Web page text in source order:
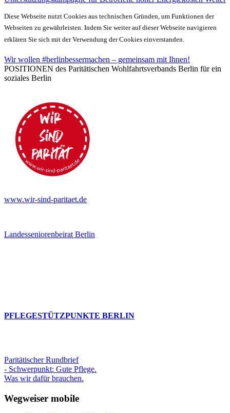
Diese Webseite nutzt Cookies aus technischen Gründen, um Funktionen der
Webseiten zu gewährleisten. Indem Sie weiter auf dieser Webseite navigieren
erklären Sie sich mit der Verwendung der Cookies einverstanden.
Wir wollen #berlinbessermachen – gemeinsam mit Ihnen!
POSITIONEN des Paritätischen Wohlfahrtsverbands Berlin für ein
soziales Berlin
www.wir-sind-paritaet.de
Landesseniorenbeirat Berlin
PFLEGESTÜTZPUNKTE BERLIN
Paritätischer Rundbrief
- Schwerpunkt: Gute Pflege.
Was wir dafür brauchen.
Wegweiser mobile